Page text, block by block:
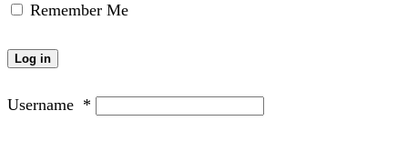
Remember Me
Log in
Username *